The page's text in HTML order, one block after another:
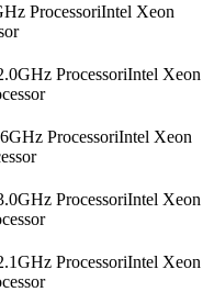
ProcessoriIntel Xeon
ProcessoriIntel Xeon
ProcessoriIntel Xeon
ProcessoriIntel Xeon
ProcessoriIntel Xeon